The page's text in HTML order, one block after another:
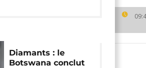
Diamants : le
Botswana conclut